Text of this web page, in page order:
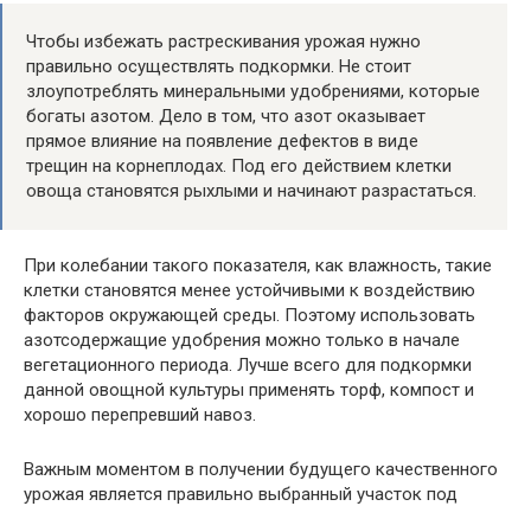
Чтобы избежать растрескивания урожая нужно
правильно осуществлять подкормки. Не стоит
злоупотреблять минеральными удобрениями, которые
богаты азотом. Дело в том, что азот оказывает
прямое влияние на появление дефектов в виде
трещин на корнеплодах. Под его действием клетки
овоща становятся рыхлыми и начинают разрастаться.
При колебании такого показателя, как влажность, такие
клетки становятся менее устойчивыми к воздействию
факторов окружающей среды. Поэтому использовать
азотсодержащие удобрения можно только в начале
вегетационного периода. Лучше всего для подкормки
данной овощной культуры применять торф, компост и
хорошо перепревший навоз.
Важным моментом в получении будущего качественного
урожая является правильно выбранный участок под